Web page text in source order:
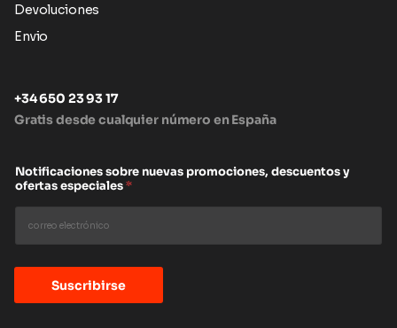
Devoluciones
Envio
+34 650 23 93 17
Gratis desde cualquier número en España
Notificaciones sobre nuevas promociones, descuentos y
ofertas especiales*
Suscribirse